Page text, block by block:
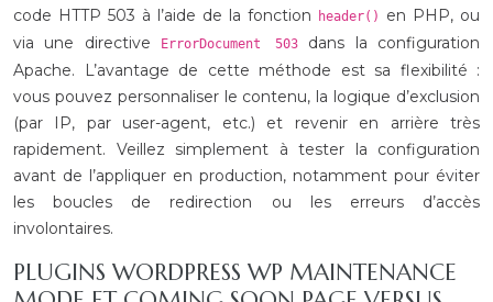
code HTTP 503 à l’aide de la fonction
header()
en PHP, ou
via une directive
ErrorDocument 503dans la configuration
Apache. L’avantage de cette méthode est sa flexibilité :
vous pouvez personnaliser le contenu, la logique d’exclusion
(par IP, par user-agent, etc.) et revenir en arrière très
rapidement. Veillez simplement à tester la configuration
avant de l’appliquer en production, notamment pour éviter
les boucles de redirection ou les erreurs d’accès
involontaires.
PLUGINS WORDPRESS WP MAINTENANCE